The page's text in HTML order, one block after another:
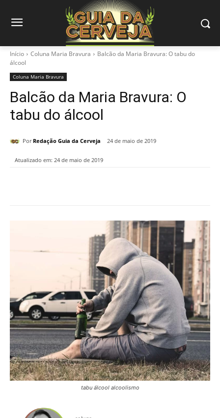
Início Coluna Maria Bravura
Balcão da Maria Bravura: O tabu do
álcool
Coluna Maria Bravura
Balcão da Maria Bravura: O
tabu do álcool
Por Redação Guia da Cerveja 24 de maio de 2019
Atualizado em: 24 de maio de 2019
tabu álcool alcoolismo